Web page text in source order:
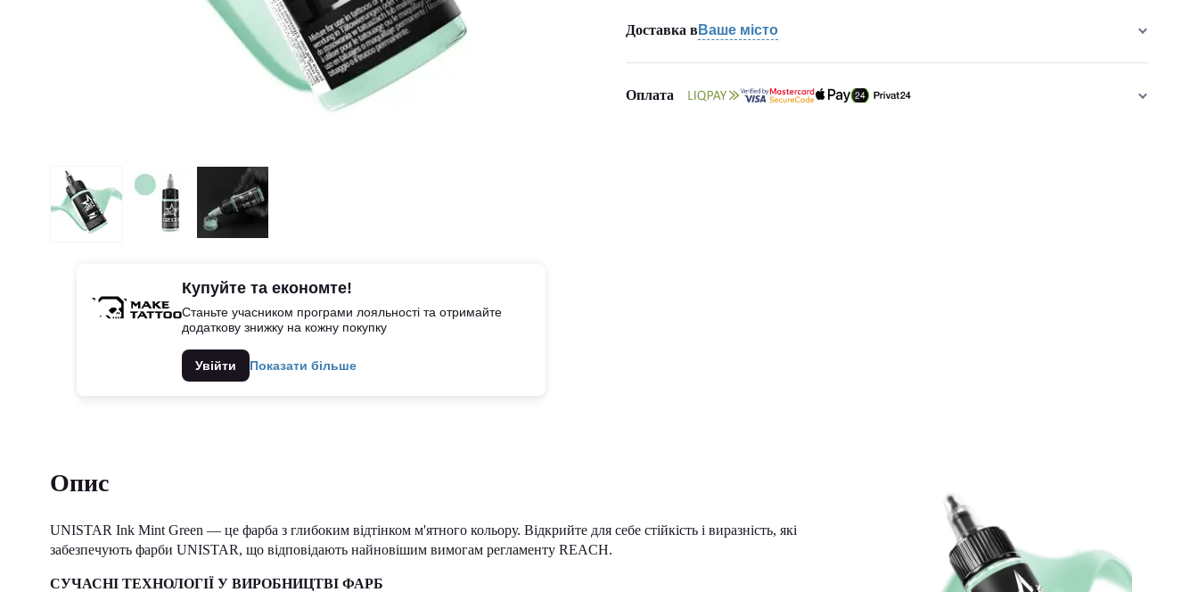
Купуйте та економте!
Станьте учасником програми лояльності та отримайте
додаткову знижку на кожну покупку
Увійти Показати більше
Доставка в Ваше місто
Оплата
Опис
UNISTAR Ink Mint Green — це фарба з глибоким відтінком м'ятного кольору. Відкрийте для себе стійкість і виразність, які
забезпечують фарби UNISTAR, що відповідають найновішим вимогам регламенту REACH.
СУЧАСНІ ТЕХНОЛОГІЇ У ВИРОБНИЦТВІ ФАРБ